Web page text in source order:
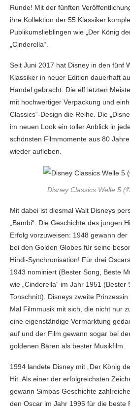
Runde! Mit der fünften
ihre Kollektion der 55 Klassiker
Publikumslieblingen wie „Der König
„Cinderella“.
Seit Juni 2017 hat Disney in den fünf
Klassiker in neuer Edition dauerhaft
Handel gebracht. Die elf letzten
mit hochwertiger Verpackung und
Classics“-Design die Reihe. Die
im neuen Look ein toller Anblick in
schönsten Filmmomente aus 80
wieder aufleben.
Disney Classics Welle 5
Mit dabei ist diesmal Walt Disneys
„Bambi“. Die Geschichte des jungen
Erfolg vorzuweisen: 1948 gewann
bei den Golden Globes für seine
Hindi-Synchronisation! Für drei
1943 nominiert (Bester Song, Beste
wie „Cinderella“ im Jahr 1951
Tonschnitt). Disneys zweite
Mal Filmmusik mit sich, die nicht nur
eine eigenständige Vermarktung
auf und der Film gewann sogar bei
goldenen Bären als bester Musikfilm.
1994 landete Disney mit „Der König
Hit. Als einer der erfolgreichsten
gewann Simbas Geschichte
den Oscar im Jahr 1995 für die beste